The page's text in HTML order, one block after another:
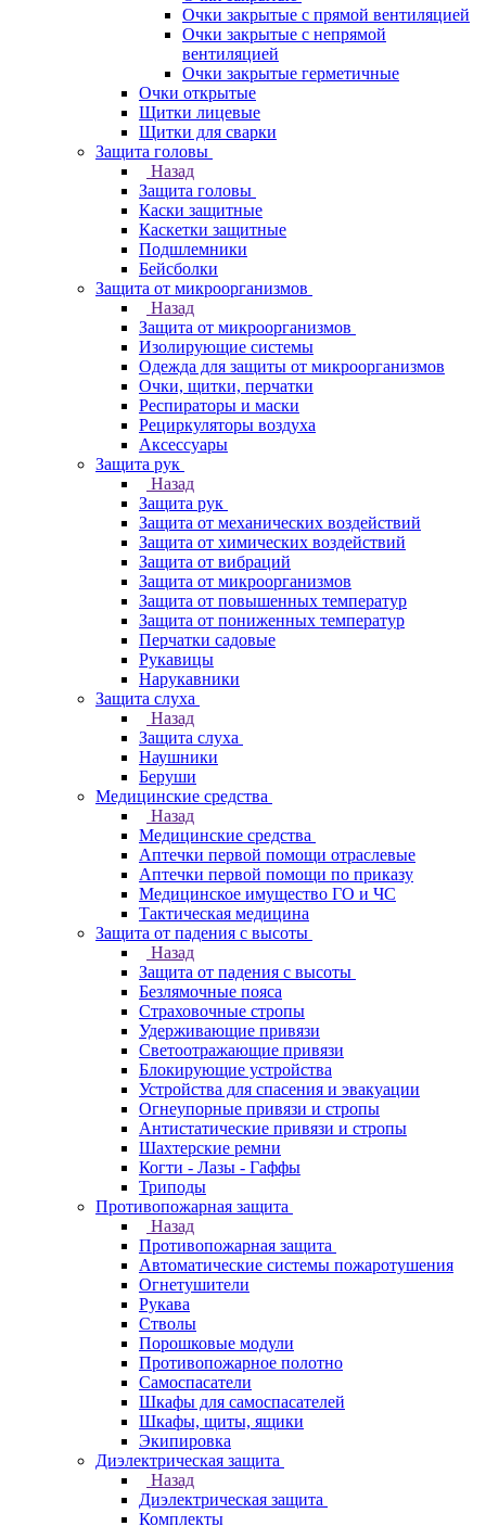
Очки закрытые с прямой вентиляцией
Очки закрытые с непрямой
вентиляцией
Очки закрытые герметичные
Очки открытые
Щитки лицевые
Щитки для сварки
Защита головы
Назад
Защита головы
Каски защитные
Каскетки защитные
Подшлемники
Бейсболки
Защита от микроорганизмов
Назад
Защита от микроорганизмов
Изолирующие системы
Одежда для защиты от микроорганизмов
Очки, щитки, перчатки
Респираторы и маски
Рециркуляторы воздуха
Аксессуары
Защита рук
Назад
Защита рук
Защита от механических воздействий
Защита от химических воздействий
Защита от вибраций
Защита от микроорганизмов
Защита от повышенных температур
Защита от пониженных температур
Перчатки садовые
Рукавицы
Нарукавники
Защита слуха
Назад
Защита слуха
Наушники
Беруши
Медицинские средства
Назад
Медицинские средства
Аптечки первой помощи отраслевые
Аптечки первой помощи по приказу
Медицинское имущество ГО и ЧС
Тактическая медицина
Защита от падения с высоты
Назад
Защита от падения с высоты
Безлямочные пояса
Страховочные стропы
Удерживающие привязи
Светоотражающие привязи
Блокирующие устройства
Устройства для спасения и эвакуации
Огнеупорные привязи и стропы
Антистатические привязи и стропы
Шахтерские ремни
Когти - Лазы - Гаффы
Триподы
Противопожарная защита
Назад
Противопожарная защита
Автоматические системы пожаротушения
Огнетушители
Рукава
Стволы
Порошковые модули
Противопожарное полотно
Самоспасатели
Шкафы для самоспасателей
Шкафы, щиты, ящики
Экипировка
Диэлектрическая защита
Назад
Диэлектрическая защита
Комплекты